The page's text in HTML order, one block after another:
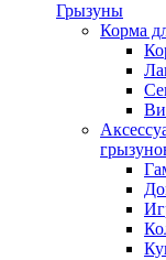
Грызуны
Корма